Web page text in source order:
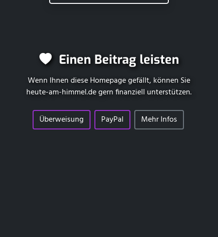
Einen Beitrag leisten
Wenn Ihnen diese Homepage gefällt, können Sie
heute-am-himmel.degern finanziell unterstützen.
Überweisung PayPal Mehr Infos